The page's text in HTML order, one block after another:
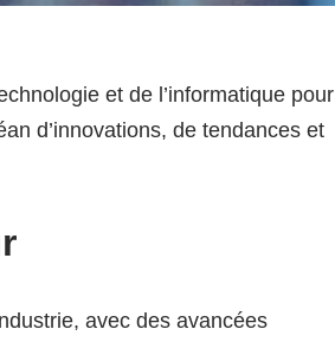
et de l’informatique pour
d’innovations, de tendances et
avec des avancées